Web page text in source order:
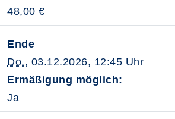
48,00 €
Ende
Do., 03.12.2026, 12:45 Uhr
Ermäßigung möglich:
Ja